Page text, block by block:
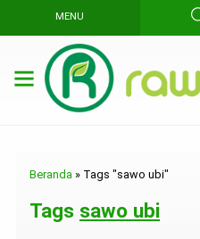
MENU
Beranda » Tags "sawo ubi"
Tags sawo ubi